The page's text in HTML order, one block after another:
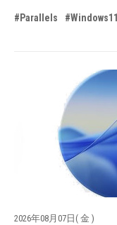
#Parallels #Windows11
2026年08月07日( 金 )